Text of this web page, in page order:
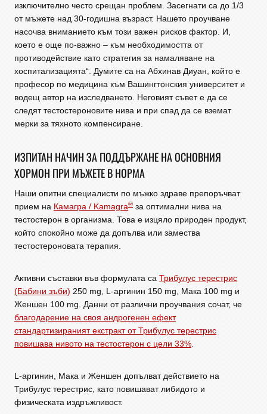
изключително често срещан проблем. Засегнати са до 1/3
от мъжете над 30-годишна възраст. Нашето проучване
насочва вниманието към този важен рисков фактор. И,
което е още по-важно – към необходимостта от
противодействие като стратегия за намаляване на
хоспитализацията“. Думите са на Абхинав Диуан, който е
професор по медицина към Вашингтонския университет и
водещ автор на изследването. Неговият съвет е да се
следят тестостеронoвите нива и при спад да се вземат
мерки за тяхното компенсиране.
ИЗПИТАН НАЧИН ЗА ПОДДЪРЖАНЕ НА ОСНОВНИЯ
ХОРМОН ПРИ МЪЖЕТЕ В НОРМА
Наши опитни специалисти по мъжко здраве препоръчват
прием на Камагра / Kamagra® за оптимални нива на
тестостерон в организма. Това е изцяло природен продукт,
който спокойно може да допълва или замества
тестостероновата терапия.
Активни съставки във формулата са Трибулус терестрис
(Бабини зъби) 250 mg, L-аргинин 150 mg, Мака 100 mg и
Женшен 100 mg. Данни от различни проучвания сочат, че
благодарение на своя андрогенен ефект
стандартизираният екстракт от Трибулус терестрис
повишава нивото на тестостерон с цели 33%.
L-аргинин, Мака и Женшен допълват действието на
Трибулус терестрис, като повишават либидото и
физическата издръжливост.